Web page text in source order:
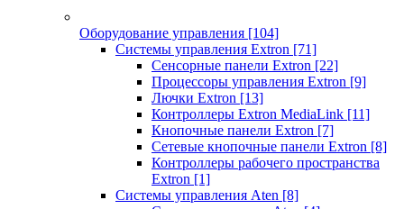
Оборудование управления [104]
Системы управления Extron [71]
Сенсорные панели Extron [22]
Процессоры управления Extron [9]
Лючки Extron [13]
Контроллеры Extron MediaLink [11]
Кнопочные панели Extron [7]
Сетевые кнопочные панели Extron [8]
Контроллеры рабочего пространства
Extron [1]
Системы управления Aten [8]